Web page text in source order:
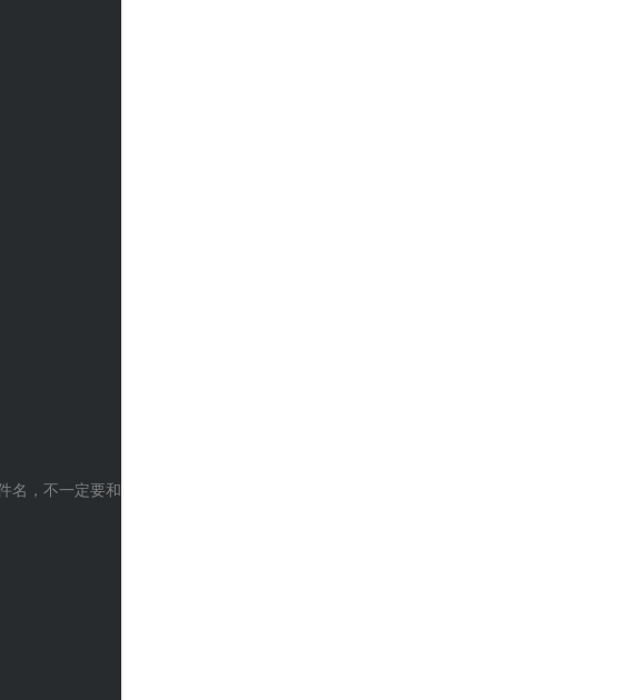
，不一定要和本地文件名一致，但为了直观，这里保持一致